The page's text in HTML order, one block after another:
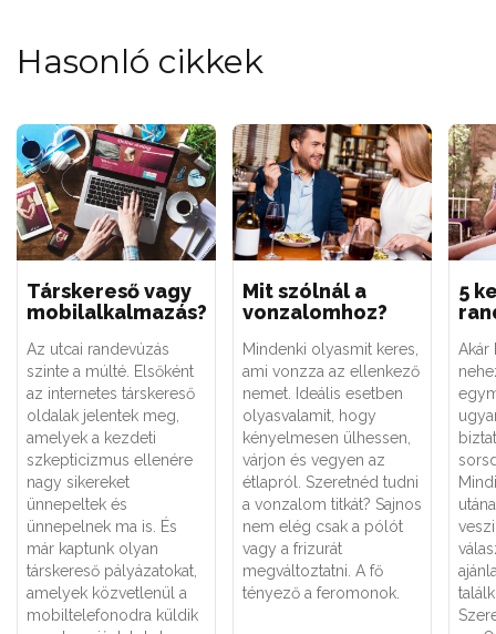
Hasonló cikkek
Társkereső vagy
mobilalkalmazás?
Az utcai randevúzás
szinte a múlté. Elsőként
az internetes társkereső
oldalak jelentek meg,
amelyek a kezdeti
szkepticizmus ellenére
nagy sikereket
ünnepeltek és
ünnepelnek ma is. És
már kaptunk olyan
társkereső pályázatokat,
amelyek közvetlenül a
mobiltelefonodra küldik
Mit szólnál a
vonzalomhoz?
Mindenki olyasmit keres,
ami vonzza az ellenkező
nemet. Ideális esetben
olyasvalamit, hogy
kényelmesen ülhessen,
várjon és vegyen az
étlapról. Szeretnéd tudni
a vonzalom titkát? Sajnos
nem elég csak a pólót
vagy a frizurát
megváltoztatni. A fő
tényező a feromonok.
5
Akár